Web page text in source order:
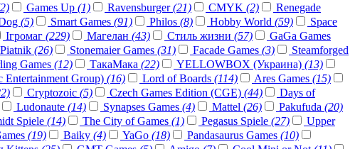
Games Up (1) Ravensburger(21) CMYK (2)
Renegade
(5) Smart Games (91) Philos (8) Hobby World (59)
Space
Ігромаг (229) Магелан (43) Стиль жизни (57)
GaGa Games
Piatnik (26) Stonemaier Games (31) Facade Games (3)
Steamforged
Games (12) ТакаМака (22) YELLOWBOX (Украина) (13)
Entertainment Group) (16) Lord of Boards (114) Ares Games (15)
Cryptozoic (5) Czech Games Edition (CGE) (44)
Days of
Ludonaute (14) Synapses Games (4) Mattel (26) Pakufuda (20)
Spiele (14) The City of Games (1) Pegasus Spiele (27)
Upper
(19) Baiky (4) YaGo (18) Pandasaurus Games (10)